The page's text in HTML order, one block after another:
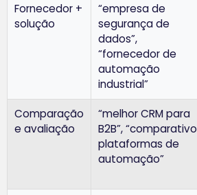
Fornecedor +
solução
“empresa de
segurança de
dados”,
“fornecedor de
automação
industrial”
Comparação
e avaliação
“melhor CRM para
B2B”, “comparativo
plataformas de
automação”